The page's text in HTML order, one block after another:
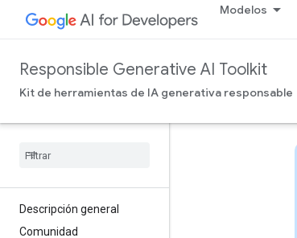
Modelos
Responsible Generative AI Toolkit
Kit de herramientas de IA generativa responsable
Descripción general
Comunidad